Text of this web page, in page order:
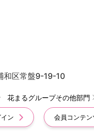
和区常盤9-19-10
花まるグループその他部門
ン 会員コンテン